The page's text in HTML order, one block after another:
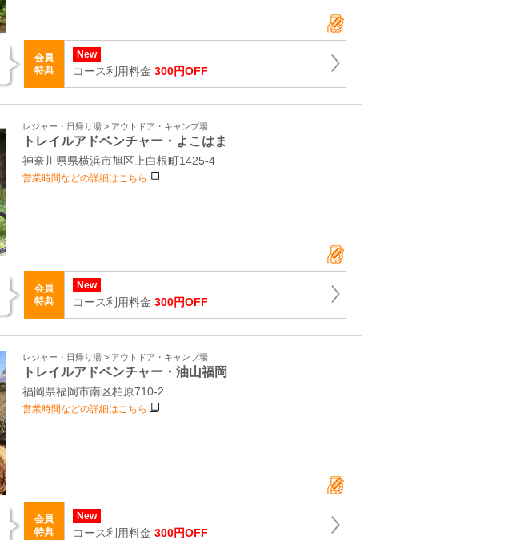
会員
特典
New
コース利用料金 300円OFF
レジャー・日帰り湯 > アウトドア・キャンプ場
トレイルアドベンチャー・よこはま
神奈川県県横浜市旭区上白根町1425-4
営業時間などの詳細はこちら
会員
特典
New
コース利用料金 300円OFF
レジャー・日帰り湯 > アウトドア・キャンプ場
トレイルアドベンチャー・油山福岡
福岡県福岡市南区柏原710-2
営業時間などの詳細はこちら
会員
特典
New
コース利用料金 300円OFF